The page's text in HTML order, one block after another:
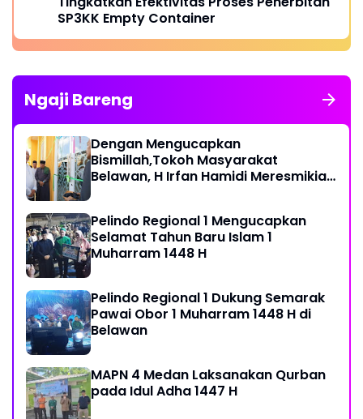
SP3KK Empty Container
Ngaji Bareng
Dengan Mengucapkan
Bismillah,Tokoh Masyarakat
Belawan, H Irfan Hamidi Meresmikian
Pelindo Regional 1 Mengucapkan
Selamat Tahun Baru Islam 1
Muharram 1448 H
Pelindo Regional 1 Dukung Semarak
Pawai Obor 1 Muharram 1448 H di
Belawan
MAPN 4 Medan Laksanakan Qurban
pada Idul Adha 1447 H